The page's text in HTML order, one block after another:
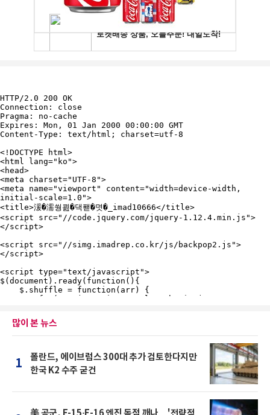
많이 본 뉴스
1
폴란드, 에이브럼스 300대 추가 검토한다지만
한국 K2 수주 굳건